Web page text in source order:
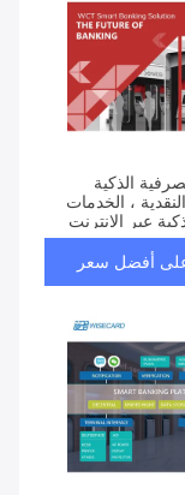
الذكية
، الخدمات
عبر الإنترنت
أفضل سعر